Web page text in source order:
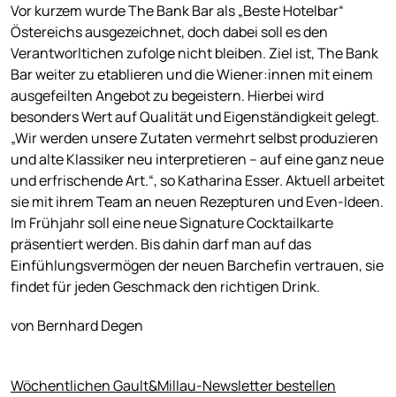
Vor kurzem wurde The Bank Bar als „Beste Hotelbar“
Östereichs ausgezeichnet, doch dabei soll es den
Verantworltichen zufolge nicht bleiben. Ziel ist, The Bank
Bar weiter zu etablieren und die Wiener:innen mit einem
ausgefeilten Angebot zu begeistern. Hierbei wird
besonders Wert auf Qualität und Eigenständigkeit gelegt.
„Wir werden unsere Zutaten vermehrt selbst produzieren
und alte Klassiker neu interpretieren – auf eine ganz neue
und erfrischende Art.“, so Katharina Esser. Aktuell arbeitet
sie mit ihrem Team an neuen Rezepturen und Even-Ideen.
Im Frühjahr soll eine neue Signature Cocktailkarte
präsentiert werden. Bis dahin darf man auf das
Einfühlungsvermögen der neuen Barchefin vertrauen, sie
findet für jeden Geschmack den richtigen Drink.
von Bernhard Degen
Wöchentlichen Gault&Millau-Newsletter bestellen